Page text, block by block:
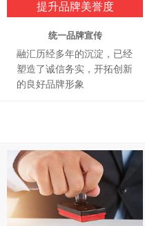
提升品牌美誉度
统一品牌宣传
融汇历经多年的沉淀，已经
塑造了诚信务实，开拓创新
的良好品牌形象